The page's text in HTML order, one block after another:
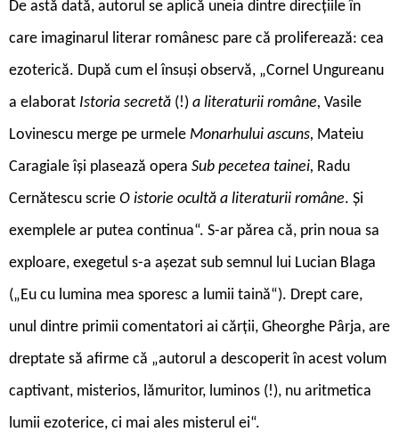
De astă dată, autorul se aplică uneia dintre direcțiile în
care imaginarul literar românesc pare că proliferează: cea
ezoterică. După cum el însuși observă, „Cornel Ungureanu
a elaborat Istoria secretă (!) a literaturii române, Vasile
Lovinescu merge pe urmele Monarhului ascuns, Mateiu
Caragiale își plasează opera Sub pecetea tainei, Radu
Cernătescu scrie O istorie ocultă a literaturii române. Și
exemplele ar putea continua“. S-ar părea că, prin noua sa
exploare, exegetul s-a așezat sub semnul lui Lucian Blaga
(„Eu cu lumina mea sporesc a lumii taină“). Drept care,
unul dintre primii comentatori ai cărții, Gheorghe Pârja, are
dreptate să afirme că „autorul a descoperit în acest volum
captivant, misterios, lămuritor, luminos (!), nu aritmetica
lumii ezoterice, ci mai ales misterul ei“.